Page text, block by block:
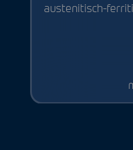
austenitisch-